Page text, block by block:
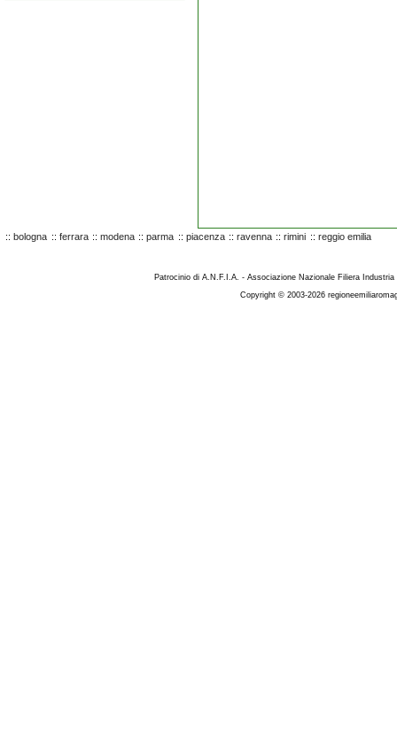
:: bologna :: ferrara :: modena :: parma :: piacenza :: ravenna :: rimini :: reggio emilia
Patrocinio di A.N.F.I.A. - Associazione Nazionale Filiera
Copyright © 2003-2026